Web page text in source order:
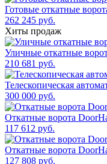
Готовые откатные
262 245 руб.
Хиты продаж
Уличные откатные
210 681 руб.
Телескопическая
300 000 руб.
Откатные ворота
117 612 руб.
Откатные ворота
127 808 руб.